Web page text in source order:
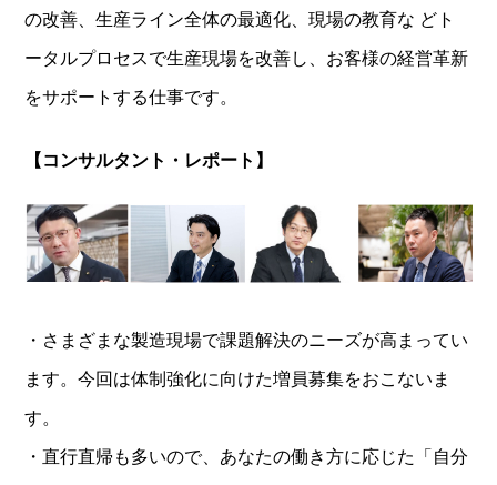
の改善、生産ライン全体の最適化、現場の教育な どト
ータルプロセスで生産現場を改善し、お客様の経営革新
をサポートする仕事です。
【コンサルタント・レポート】
・さまざまな製造現場で課題解決のニーズが高まってい
ます。今回は体制強化に向けた増員募集をおこないま
す。
・直行直帰も多いので、あなたの働き方に応じた「自分